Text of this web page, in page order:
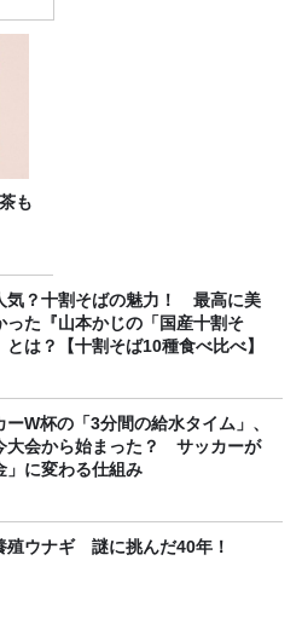
も
気？十割そばの魅力！ 最高に美
った『山本かじの「国産十割そ
とは？【十割そば10種食べ比べ】
ーW杯の「3分間の給水タイム」、
大会から始まった？ サッカーが
」に変わる仕組み
殖ウナギ 謎に挑んだ40年！